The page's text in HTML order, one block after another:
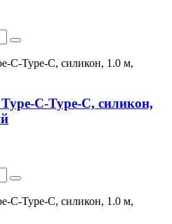
C-Type-C, силикон,